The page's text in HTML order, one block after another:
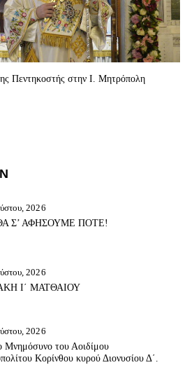
Πεντηκοστής στην Ι. Μητρόπολη
2026
Σ’ ΑΦΗΣΟΥΜΕ ΠΟΤΕ!
2026
Ι΄ ΜΑΤΘΑΙΟΥ
2026
Μνημόσυνο του Αοιδίμου
Κορίνθου κυρού Διονυσίου Δ΄.